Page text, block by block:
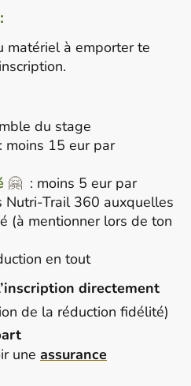
matériel à emporter te
du stage
: moins 15 eur par
🤗 : moins 5 eur par
Nutri-Trail 360 auxquelles
(à mentionner lors de ton
en tout
directement
de la réduction fidélité)
une assurance